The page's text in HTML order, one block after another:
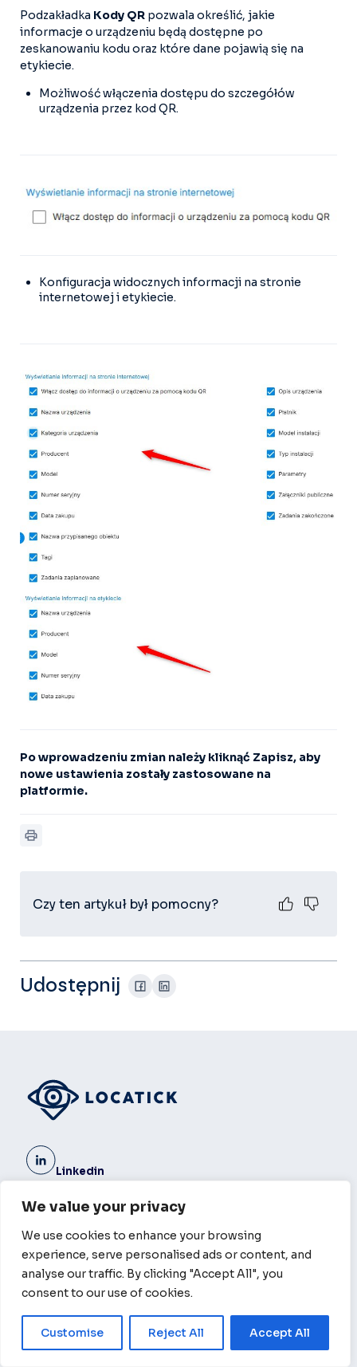
We value your privacy
We use cookies to enhance your browsing
experience, serve personalised ads or content, and
analyse our traffic. By clicking "Accept All", you
consent to our use of cookies.
Customise Reject All Accept All
Podzakładka Kody QR pozwala określić, jakie
informacje o urządzeniu będą dostępne po
zeskanowaniu kodu oraz które dane pojawią się na
etykiecie.
Możliwość włączenia dostępu do szczegółów
urządzenia przez kod QR.
Konfiguracja widocznych informacji na stronie
internetowej i etykiecie.
Po wprowadzeniu zmian należy kliknąć Zapisz, aby
nowe ustawienia zostały zastosowane na
platformie.
Czy ten artykuł był pomocny?
Udostępnij
Linkedin
info@locatick.com
ul. Teatralna 17 A, 40-003 Katowice
O nas
Cennik